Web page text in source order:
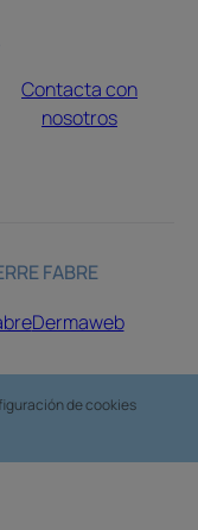
Contacta con
nosotros
FABRE
Dermaweb
de cookies